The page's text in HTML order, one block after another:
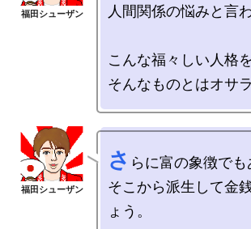
人間関係の悩みと言
こんな福々しい人格
さ らに富の象徴でも
そこから派生して金